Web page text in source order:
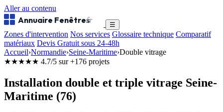
Aller au contenu
Annuaire Fenêtres
.fr ☰
Zones d'intervention Nos services Glossaire technique Comparatif
matériaux Devis Gratuit sous 24-48h
Accueil›Normandie›Seine-Maritime›Double vitrage
★★★★★ 4.7/5 sur +176 projets
Installation double et triple vitrage Seine-
Maritime (76)